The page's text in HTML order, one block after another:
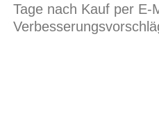
Tage nach Kauf per E-